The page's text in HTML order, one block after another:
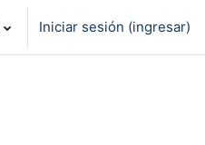
Iniciar sesión (ingresar)